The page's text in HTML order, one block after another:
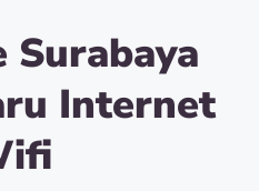
Surabaya
Internet